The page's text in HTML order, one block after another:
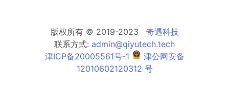
版权所有 © 2019-2023 奇遇科技
联系方式: admin@qiyutech.tech
津ICP备20005561号-1
津公网安备
12010602120312 号